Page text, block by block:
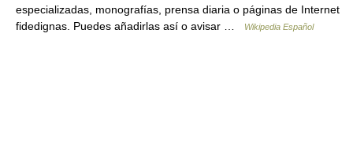
especializadas, monografías, prensa diaria o páginas de Internet
fidedignas. Puedes añadirlas así o avisar …
Wikipedia Español